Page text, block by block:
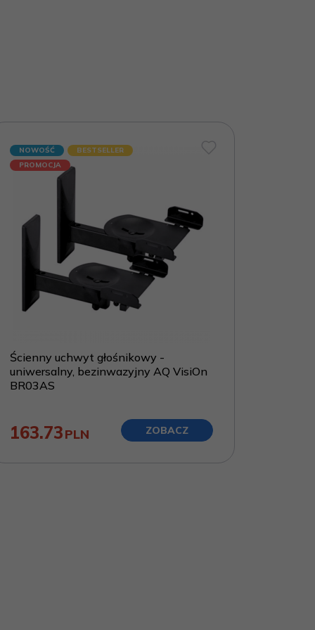
NOWOŚĆ
BESTSELLER
PROMOCJA
Ścienny uchwyt głośnikowy -
uniwersalny, bezinwazyjny AQ VisiOn
BR03AS
163.73PLN ZOBACZ